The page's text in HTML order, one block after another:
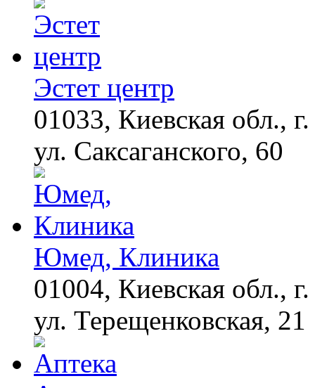
Взломали Telegram
нашлось в переписках
Смолов призвал
российских
футболистов покинуть
страну
отожгла! Видео не
оставит равнодушным
Эстет центр
01033, Киевская обл.,
ул. Саксаганского, 60
Юмед, Клиника
01004, Киевская обл.,
ул. Терещенковская, 21